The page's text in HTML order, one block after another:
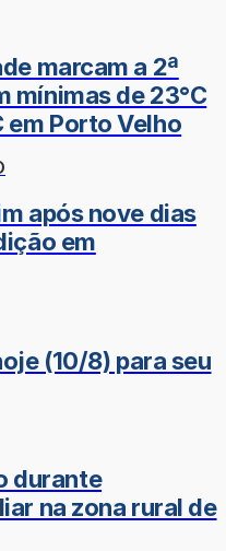
marcam a 2ª
mínimas de 23°C
em Porto Velho
após nove dias
em
(10/8) para seu
durante
na zona rural de